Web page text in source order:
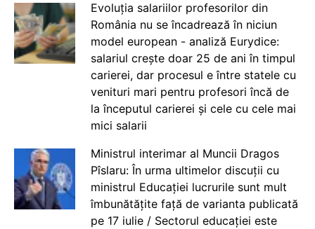
Evoluția salariilor profesorilor din
România nu se încadrează în niciun
model european - analiză Eurydice:
salariul crește doar 25 de ani în timpul
carierei, dar procesul e între statele cu
venituri mari pentru profesori încă de
la începutul carierei și cele cu cele mai
mici salarii
Ministrul interimar al Muncii Dragos
Pîslaru: În urma ultimelor discuții cu
ministrul Educației lucrurile sunt mult
îmbunătățite față de varianta publicată
pe 17 iulie / Sectorul educației este